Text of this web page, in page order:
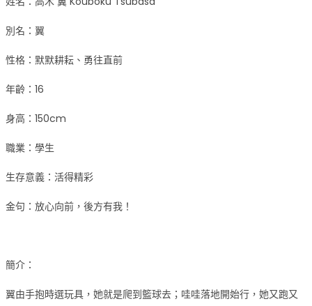
別名：翼
性格：默默耕耘、勇往直前
年齡：16
身高：150cm
職業：學生
生存意義：活得精彩
金句：放心向前，後方有我！
簡介：
翼由手抱時選玩具，她就是爬到籃球去；哇哇落地開始行，她又跑又